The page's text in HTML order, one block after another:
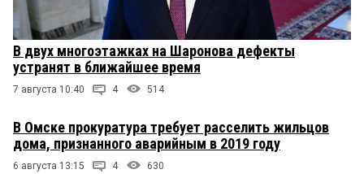
В двух многоэтажках на Шаронова дефекты
устранят в ближайшее время
7 августа 10:40 4 514
В Омске прокуратура требует расселить жильцов
дома, признанного аварийным в 2019 году
6 августа 13:15 4 630